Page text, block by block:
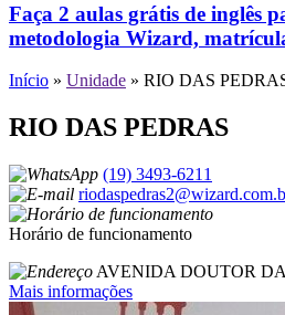
Faça 2 aulas grátis de inglês
metodologia Wizard,
Início » Unidade » RIO DAS
RIO DAS PEDRAS
(19) 3493-6211
Horário de funcionamento
AVENIDA DOUTOR
Mais informações